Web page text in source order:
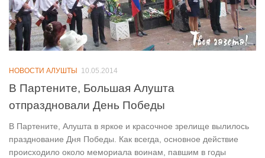
НОВОСТИ АЛУШТЫ 10.05.2014
В Партените, Большая Алушта
отпраздновали День Победы
В Партените, Алушта в яркое и красочное зрелище вылилось
празднование Дня Победы. Как всегда, основное действие
происходило около мемориала воинам, павшим в годы